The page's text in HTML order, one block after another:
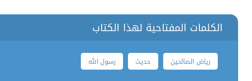
الكلمات المفتاحية لهذا الكتاب
ریاض الصالحین حدیث رسول الله